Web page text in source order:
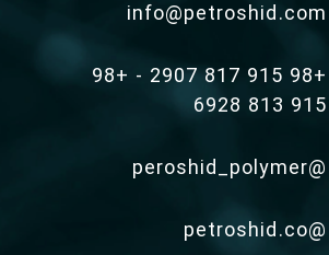
info@petroshid.com
+98 915 817 2907 - +98
915 813 6928
@peroshid_polymer
@petroshid.co